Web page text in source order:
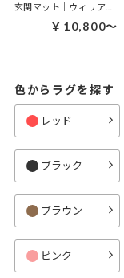
玄関マット｜ウィリアムモリス ケルムスコットツリー
￥10,800～
色からラグを探す
レッド
ブラック
ブラウン
ピンク